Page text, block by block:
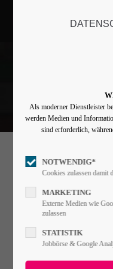
Passwort
Angemeldet
Anmelden
Register
Lorem ipsum
adipiscing elit.
dolor.
RUHR
Als moderner Dienstleister
werden Medien und
sind erforderlich,
NOTWENDIG*
Cookies zulassen damit
MARKETING
Externe Medien wie
zulassen
STATISTIK
Jobbörse & Google